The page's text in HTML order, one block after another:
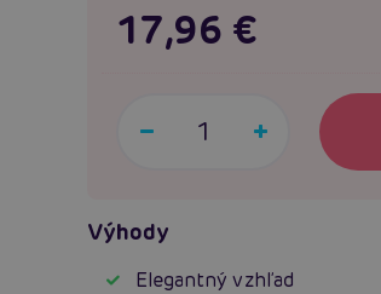
17,96 €
Výhody
Elegantný vzhľad